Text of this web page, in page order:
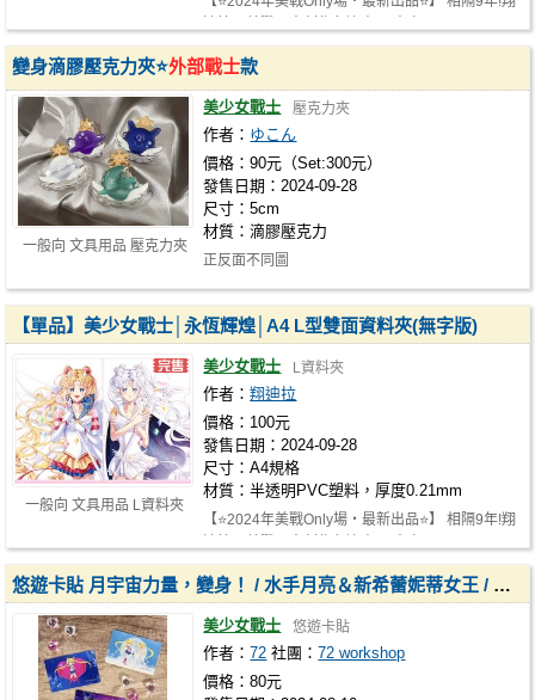
一般向 文具用品 壓克力夾
變身滴膠壓克力夾⭐外部戰士款
美少女戰士 壓克力夾
作者： ゆこん
價格：90元（Set:300元）
發售日期：2024-09-28
尺寸：5cm
材質：滴膠壓克力
正反面不同圖
一般向 文具用品 L資料夾
【單品】美少女戰士│永恆輝煌│A4 L型雙面資料夾(無字版)
美少女戰士 L資料夾
作者：翔迪拉
價格：100元
發售日期：2024-09-28
尺寸：A4規格
材質：半透明PVC塑料，厚度0.21mm
【⭐2024年美戰Only場‧最新出品⭐】 相隔9年!翔
悠遊卡貼 月宇宙力量，變身！ / 水手月亮＆新希蕾妮蒂女王 /
外部
美少女戰士 悠遊卡貼
作者：72 社團：72 workshop
價格：80元